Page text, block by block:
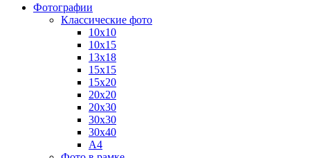
Фотографии
Классические фото
10х10
10х15
13х18
15х15
15х20
20х20
20х30
30х30
30х40
А4